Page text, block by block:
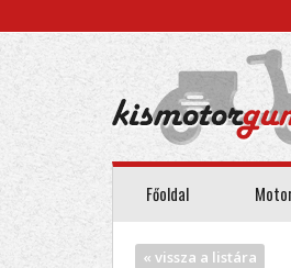
Főoldal
« vissza a listára